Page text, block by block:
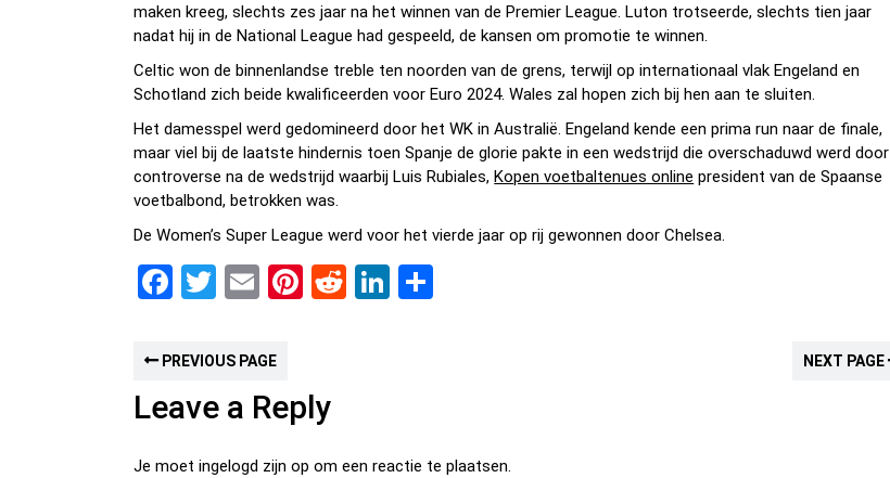
maken kreeg, slechts zes jaar na het winnen van de Premier League. Luton trotseerde, slechts tien jaar
nadat hij in de National League had gespeeld, de kansen om promotie te winnen.
Celtic won de binnenlandse treble ten noorden van de grens, terwijl op internationaal vlak Engeland en
Schotland zich beide kwalificeerden voor Euro 2024. Wales zal hopen zich bij hen aan te sluiten.
Het damesspel werd gedomineerd door het WK in Australië. Engeland kende een prima run naar de finale,
maar viel bij de laatste hindernis toen Spanje de glorie pakte in een wedstrijd die overschaduwd werd door
controverse na de wedstrijd waarbij Luis Rubiales,Kopen voetbaltenues online president van de Spaanse
voetbalbond, betrokken was.
De Women’s Super League werd voor het vierde jaar op rij gewonnen door Chelsea.
F
ce
o
o
T
tt
E
ail
Pi
es
t
R
Li
PREVIOUS PAGE NEXT PAGE
Leave a Reply
Je moetingelogd zijn op om een reactie te plaatsen.